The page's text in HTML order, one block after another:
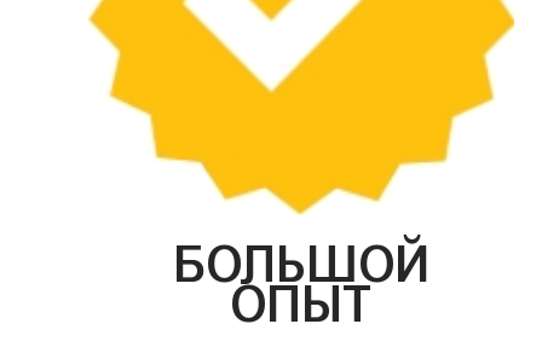
БОЛЬШОЙ
ОПЫТ